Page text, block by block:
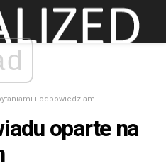
i odpowiedziami
oparte na